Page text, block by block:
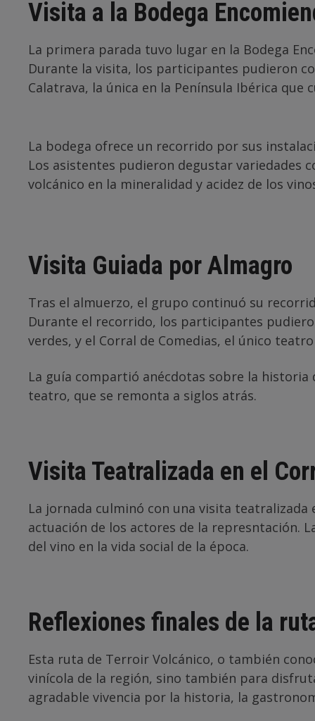
Visita a la Bodega
La primera parada tuvo lugar en la Bodega
Durante la visita, los participantes pudieron
Calatrava, la única en la Península Ibérica que
La bodega ofrece un recorrido por sus
Los asistentes pudieron degustar variedades
volcánico en la mineralidad y acidez de los
Visita Guiada por Almagro
Tras el almuerzo, el grupo continuó su
Durante el recorrido, los participantes
verdes, y el Corral de Comedias, el único
La guía compartió anécdotas sobre la
teatro, que se remonta a siglos atrás.
Visita Teatralizada en el
La jornada culminó con una visita
actuación de los actores de la represntación.
del vino en la vida social de la época.
Reflexiones finales de la
Esta ruta de Terroir Volcánico, o también
vinícola de la región, sino también para
agradable vivencia por la historia, la